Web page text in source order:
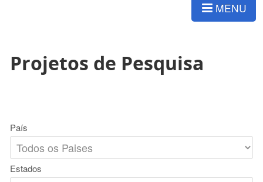
MENU
Projetos de Pesquisa
País
Estados